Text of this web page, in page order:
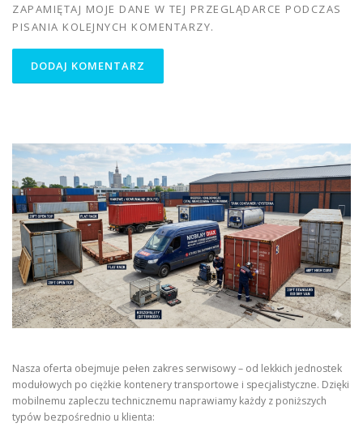
ZAPAMIĘTAJ MOJE DANE W TEJ PRZEGLĄDARCE PODCZAS
PISANIA KOLEJNYCH KOMENTARZY.
Nasza oferta obejmuje pełen zakres serwisowy – od lekkich jednostek
modułowych po ciężkie kontenery transportowe i specjalistyczne. Dzięki
mobilnemu zapleczu technicznemu naprawiamy każdy z poniższych
typów bezpośrednio u klienta: